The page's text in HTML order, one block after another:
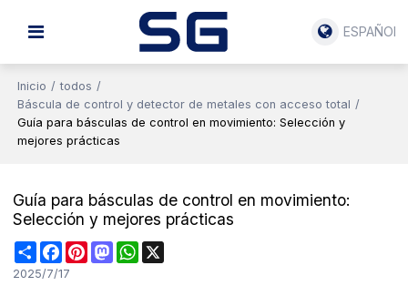
ESPAÑOL
Inicio / todos /
Báscula de control y detector de metales con acceso total /
Guía para básculas de control en movimiento: Selección y
mejores prácticas
Guía para básculas de control en movimiento:
Selección y mejores prácticas
ShareFacebookPinterestMastodonWhatsApp
2025/7/17